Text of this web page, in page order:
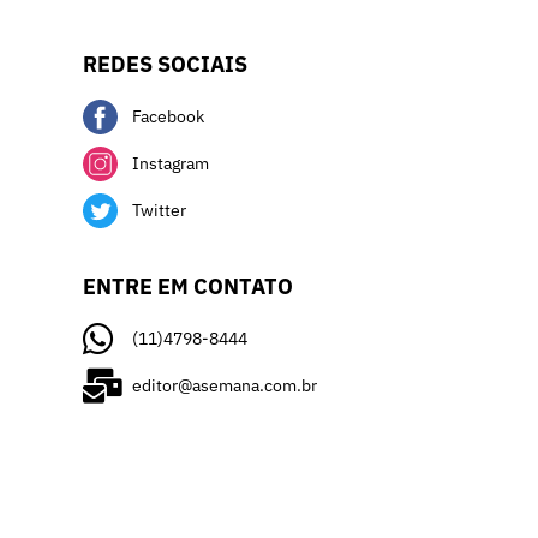
REDES SOCIAIS
Facebook
Instagram
Twitter
ENTRE EM CONTATO
(11)4798-8444
editor@asemana.com.br